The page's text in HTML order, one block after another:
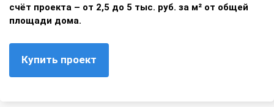
счёт проекта – от 2,5 до 5 тыс. руб. за м² от общей
площади дома.
Купить проект